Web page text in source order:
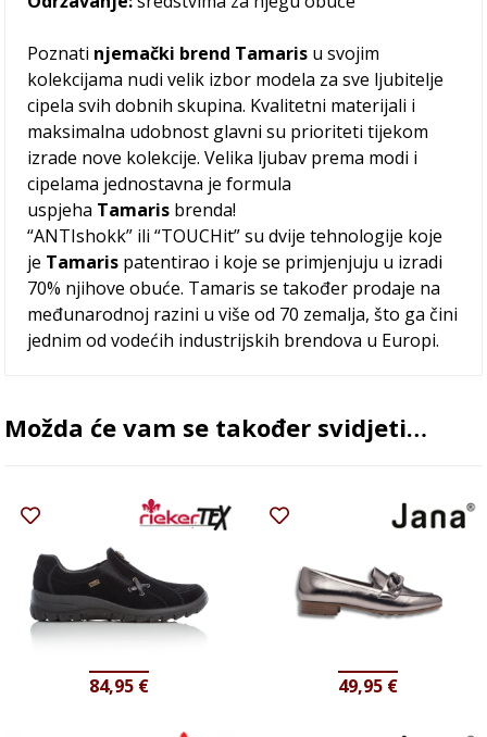
Poznati njemački brend Tamaris u svojim
kolekcijama nudi velik izbor modela za sve ljubitelje
cipela svih dobnih skupina. Kvalitetni materijali i
maksimalna udobnost glavni su prioriteti tijekom
izrade nove kolekcije. Velika ljubav prema modi i
cipelama jednostavna je formula
uspjeha Tamaris brenda!
“ANTIshokk” ili “TOUCHit” su dvije tehnologije koje
je Tamaris patentirao i koje se primjenjuju u izradi
70% njihove obuće. Tamaris se također prodaje na
međunarodnoj razini u više od 70 zemalja, što ga čini
jednim od vodećih industrijskih brendova u Europi.
Možda će vam se također svidjeti…
84,95 € 49,95 €